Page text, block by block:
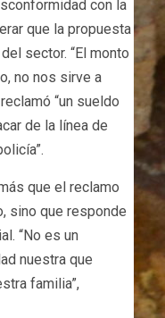
con la
que la propuesta
sector. “El monto
no nos sirve a
“un sueldo
de la línea de
que el reclamo
sino que responde
“No es un
nuestra que
familia”,